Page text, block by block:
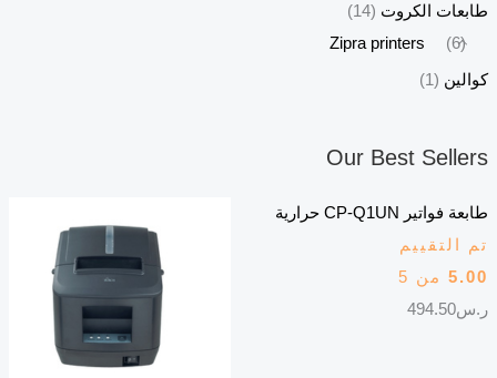
طابعات الكروت (14)
Zipra printers
(6)
كوالين (1)
Our Best Sellers
طابعة فواتير CP-Q1UN حرارية
تم التقييم
5.00من 5
ر.س494.50